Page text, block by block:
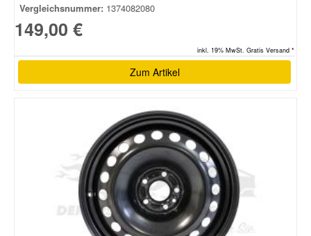
Vergleichsnummer: 1374082080
149,00 €
inkl. 19% MwSt. Gratis Versand *
Zum Artikel